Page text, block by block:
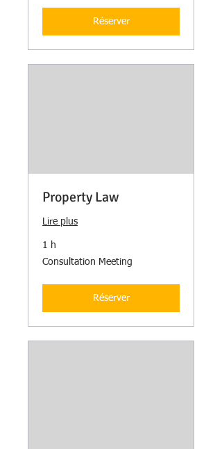
Réserver
Property Law
Lire plus
1 h
Consultation
Meeting
Consultation Meeting
Réserver